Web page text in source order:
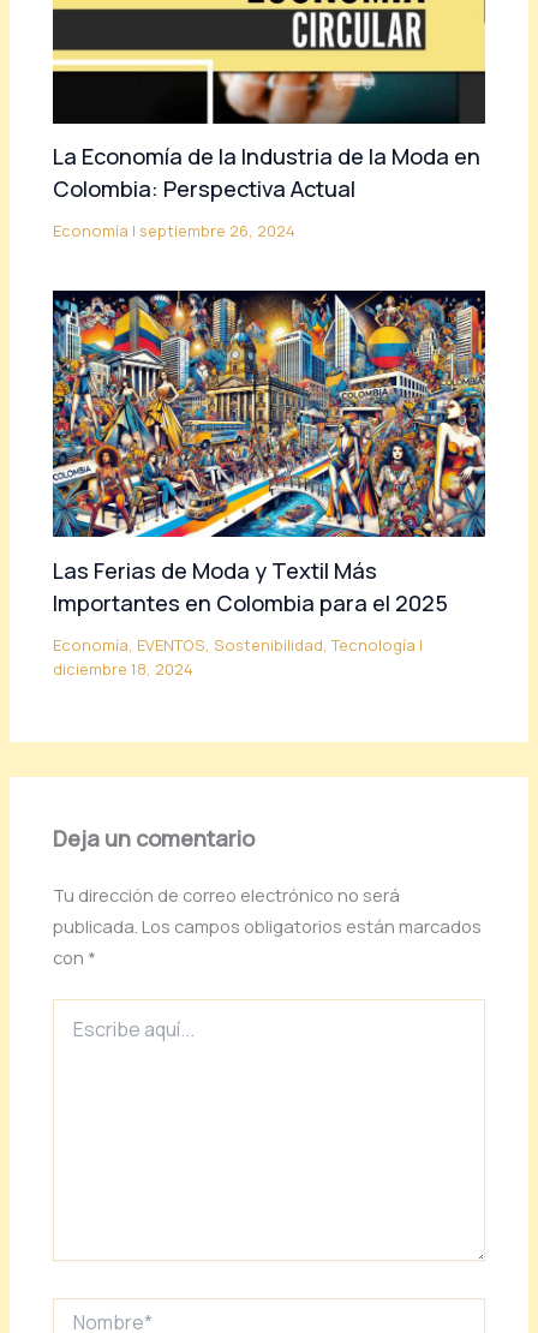
La Economía de la Industria de la Moda en
Colombia: Perspectiva Actual
Economía | septiembre 26, 2024
Las Ferias de Moda y Textil Más
Importantes en Colombia para el 2025
Economía, EVENTOS,Sostenibilidad,Tecnología |
diciembre 18, 2024
Deja un comentario
Tu dirección de correo electrónico no será
publicada. Los campos obligatorios están marcados
con *
aquí...